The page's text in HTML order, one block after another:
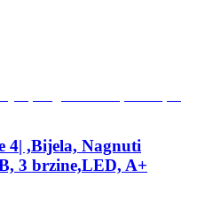
4| ,Bijela, Nagnuti
3 brzine,LED, A+